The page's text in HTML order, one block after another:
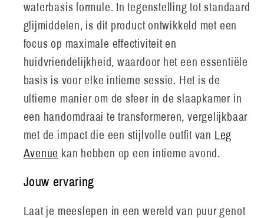
waterbasis formule. In tegenstelling tot standaard
glijmiddelen, is dit product ontwikkeld met een
focus op maximale effectiviteit en
huidvriendelijkheid, waardoor het een essentiële
basis is voor elke intieme sessie. Het is de
ultieme manier om de sfeer in de slaapkamer in
een handomdraai te transformeren, vergelijkbaar
met de impact die een stijlvolle outfit van Leg
Avenue kan hebben op een intieme avond.
Jouw ervaring
Laat je meeslepen in een wereld van puur genot